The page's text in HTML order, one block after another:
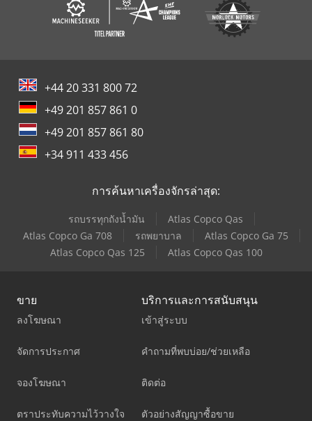
+44 20 331 800 72
+49 201 857 861 0
+49 201 857 861 80
+34 911 433 456
การค้นหาเครื่องจักรล่าสุด:
รถบรรทุกถังน้ำมัน
Atlas Copco Qas
Atlas Copco Ga 708
รถพยาบาล
Atlas Copco Ga 75
Atlas Copco Qas 125
Atlas Copco Qas 100
ขาย
ลงโฆษณา
จัดการประกาศ
จองโฆษณา
ตราประทับความไว้วางใจ
บริการและการสนับสนุน
เข้าสู่ระบบ
คำถามที่พบบ่อย/ช่วยเหลือ
ติดต่อ
ตัวอย่างสัญญาซื้อขาย